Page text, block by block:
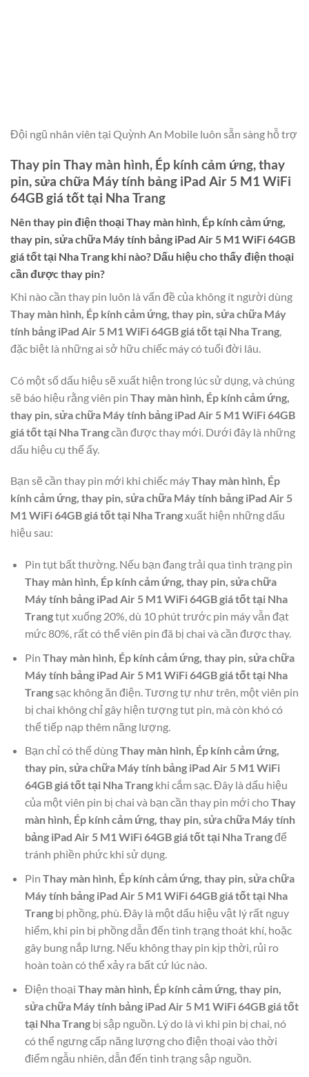
Đội ngũ nhân viên tại Quỳnh An Mobile luôn sẵn sàng hỗ trợ
Thay pin Thay màn hình, Ép kính cảm ứng, thay
pin, sửa chữa Máy tính bảng iPad Air 5 M1 WiFi
64GB giá tốt tại Nha Trang
Nên thay pin điện thoạiThay màn hình, Ép kính cảm ứng,
thay pin, sửa chữa Máy tính bảng iPad Air 5 M1 WiFi 64GB
giá tốt tại Nha Trang khi nào? Dấu hiệu cho thấy điện thoại
cần được thay pin?
Khi nào cần thay pin luôn là vấn đề của không ít người dùng
Thay màn hình, Ép kính cảm ứng, thay pin, sửa chữa Máy
tính bảng iPad Air 5 M1 WiFi 64GB giá tốt tại Nha Trang,
đặc biệt là những ai sở hữu chiếc máy có tuổi đời lâu.
Có một số dấu hiệu sẽ xuất hiện trong lúc sử dụng, và chúng
sẽ báo hiệu rằng viên pin Thay màn hình, Ép kính cảm ứng,
thay pin, sửa chữa Máy tính bảng iPad Air 5 M1 WiFi 64GB
giá tốt tại Nha Trangcần được thay mới. Dưới đây là những
dấu hiệu cụ thể ấy.
Bạn sẽ cần thay pin mới khi chiếc máyThay màn hình, Ép
kính cảm ứng, thay pin, sửa chữa Máy tính bảng iPad Air 5
M1 WiFi 64GB giá tốt tại Nha Trangxuất hiện những dấu
hiệu sau:
Pin tụt bất thường. Nếu bạn đang trải qua tình trạng pin
Thay màn hình, Ép kính cảm ứng, thay pin, sửa chữa
Máy tính bảng iPad Air 5 M1 WiFi 64GB giá tốt tại Nha
Trangtụt xuống 20%, dù 10 phút trước pin máy vẫn đạt
mức 80%, rất có thể viên pin đã bị chai và cần được thay.
Pin Thay màn hình, Ép kính cảm ứng, thay pin, sửa chữa
Máy tính bảng iPad Air 5 M1 WiFi 64GB giá tốt tại Nha
Trangsạc không ăn điện. Tương tự như trên, một viên pin
bị chai không chỉ gây hiện tượng tụt pin, mà còn khó có
thể tiếp nạp thêm năng lượng.
Bạn chỉ có thể dùngThay màn hình, Ép kính cảm ứng,
thay pin, sửa chữa Máy tính bảng iPad Air 5 M1 WiFi
64GB giá tốt tại Nha Trangkhi cắm sạc. Đây là dấu hiệu
của một viên pin bị chai và bạn cần thay pin mới choThay
màn hình, Ép kính cảm ứng, thay pin, sửa chữa Máy tính
bảng iPad Air 5 M1 WiFi 64GB giá tốt tại Nha Trangđể
tránh phiền phức khi sử dụng.
Pin Thay màn hình, Ép kính cảm ứng, thay pin, sửa chữa
Máy tính bảng iPad Air 5 M1 WiFi 64GB giá tốt tại Nha
Trangbị phồng, phù. Đây là một dấu hiệu vật lý rất nguy
hiểm, khi pin bị phồng dẫn đến tình trạng thoát khí, hoặc
gây bung nắp lưng. Nếu không thay pin kịp thời, rủi ro
hoàn toàn có thể xảy ra bất cứ lúc nào.
Điện thoại Thay màn hình, Ép kính cảm ứng, thay pin,
sửa chữa Máy tính bảng iPad Air 5 M1 WiFi 64GB giá tốt
tại Nha Trangbị sập nguồn. Lý do là vì khi pin bị chai, nó
có thể ngưng cấp năng lượng cho điện thoại vào thời
điểm ngẫu nhiên, dẫn đến tình trạng sập nguồn.